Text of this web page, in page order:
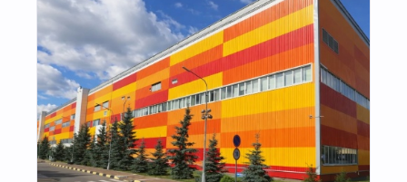
Завершением экскурсии станет встреча с
Дедом Морозом, который поздравит ребят,
вручит сладкие подарки и сфотографируется на
память.
Программа сочетает обучающие элементы и
праздничную атмосферу, формируя у детей
чувство ответственности, дружбы и радости от
совместного творчества. Экскурсия подойдёт
для школьных групп и семейных посещений.